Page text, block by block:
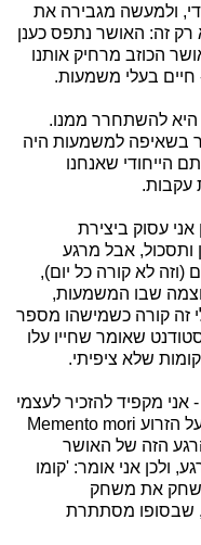
ולמעשה מגבירה את
זה: האושר נתפס כענן
הכוזב מרחיק אותנו
בעלי משמעות.
היא להשתחרר ממנו.
בשאיפה למשמעות היה
הייחודי שאנחנו
עקבות.
עסוק ביצירת
ותסכול, אבל מרגע
לא קורה כל יום),
שבו המשמעות,
קורה כשמישהו מספר
שאומר שחייו עלו
שלא ציפיתי.
מקפיד להזכיר לעצמי
את זה כל הזמן, ואפילו קעקעתי את זה על הזרוע Memento mori
הזה של האושר
ולכן אני אומר: 'קומו
לשחק את משחק
שבסופו מסתתרת